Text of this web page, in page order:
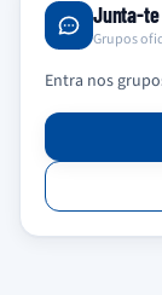
Junta-te
Grupos
Entra nos